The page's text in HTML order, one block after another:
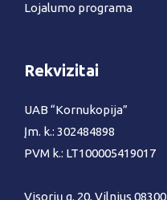
Lojalumo programa
Rekvizitai
UAB “Kornukopija”
Įm. k.: 302484898
PVM k.: LT100005419017
Visorių g. 20, Vilnius 08300